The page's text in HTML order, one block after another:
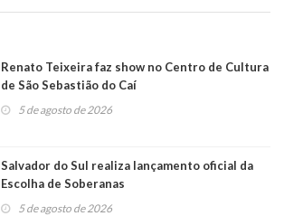
Renato Teixeira faz show no Centro de Cultura
de São Sebastião do Caí
5 de agosto de 2026
Salvador do Sul realiza lançamento oficial da
Escolha de Soberanas
5 de agosto de 2026